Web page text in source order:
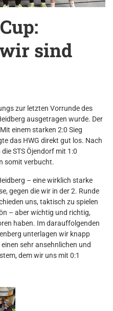
sind
zur letzten Vorrunde des
ausgetragen wurde. Der
einem starken 2:0 Sieg
das HWG direkt gut los. Nach
STS Öjendorf mit 1:0
somit verbucht.
– eine wirklich starke
gegen die wir in der 2. Runde
uns, taktisch zu spielen
– aber wichtig und richtig,
haben. Im darauffolgenden
unterlagen wir knapp
sehr ansehnlichen und
dem wir uns mit 0:1